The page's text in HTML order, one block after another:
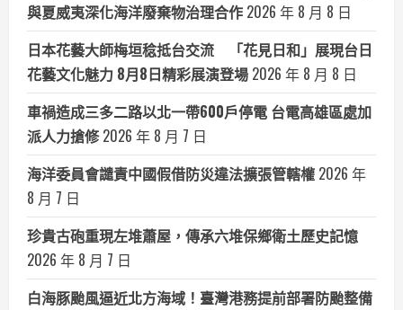
與夏威夷深化海洋廢棄物治理合作 2026 年 8 月 8 日
日本花藝大師梅垣稔抵台交流 「花見日和」展現台日
花藝文化魅力 8月8日精彩展演登場 2026 年 8 月 8 日
車禍造成三多二路以北一帶600戶停電 台電高雄區處加
派人力搶修 2026 年 8 月 7 日
海洋委員會譴責中國假借防災違法擴張管轄權 2026 年
8 月 7 日
珍貴古砲重現左堆蕭屋，傳承六堆保鄉衛土歷史記憶
2026 年 8 月 7 日
白海豚颱風逼近北方海域！臺灣港務提前部署防颱整備